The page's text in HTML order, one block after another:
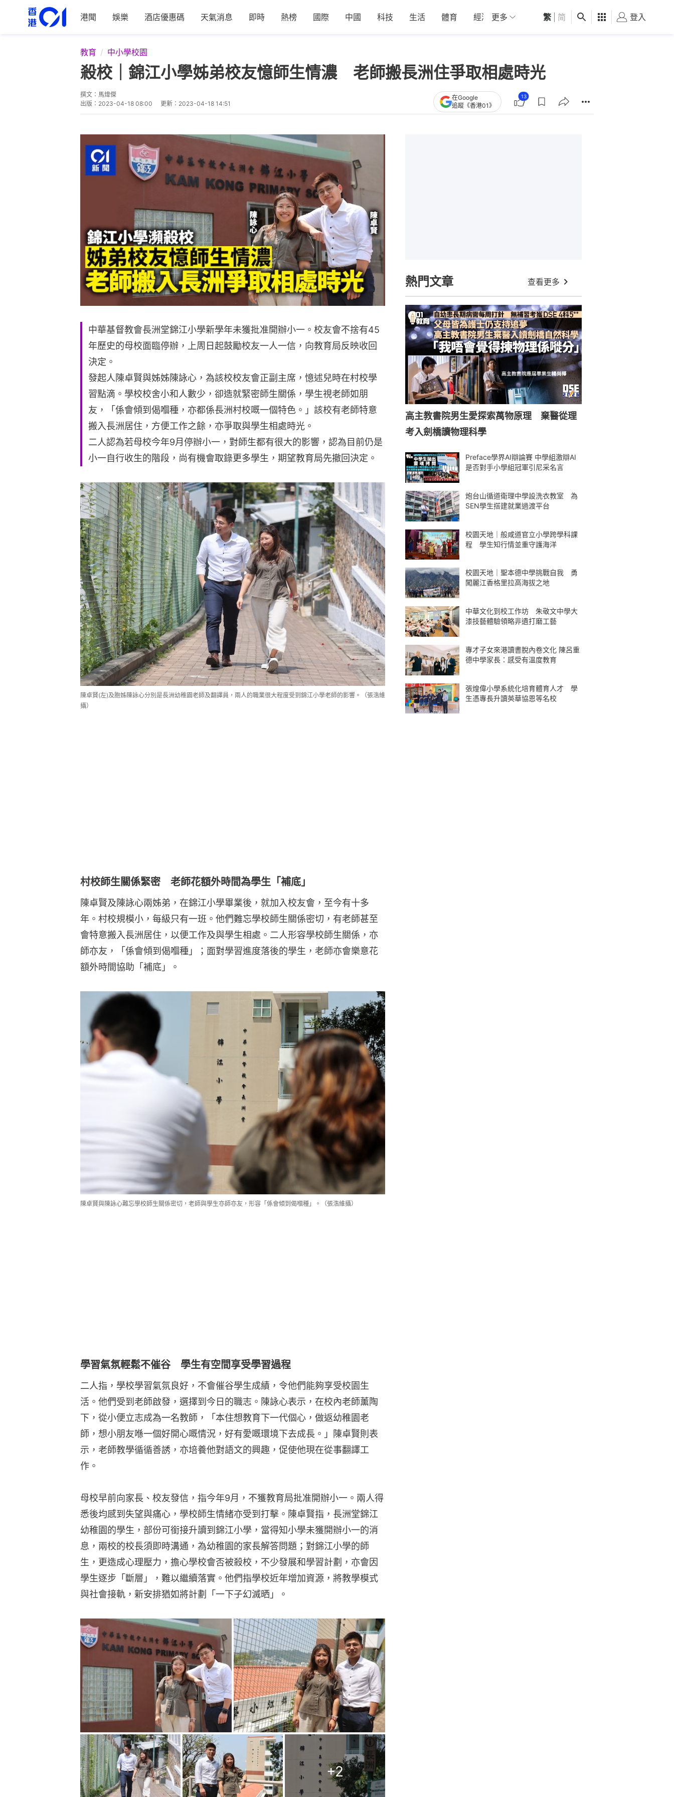
港聞 娛樂 酒店優惠碼 天氣消息 即時 熱榜 國際 中國 科技 生活 體育 經濟 01深圳 觀點 健康 好食玩飛
更多 繁 简 登入
教育 中小學校園
殺校｜錦江小學姊弟校友憶師生情濃 老師搬長洲住爭取相處時光
撰文： 馬煒傑
出版： 2023-04-18 08:00 更新： 2023-04-18 14:51
在Google
追蹤《香港01》
13
中華基督教會長洲堂錦江小學新學年未獲批准開辦小一。校友會不捨有45
年歷史的母校面臨停辦，上周日起鼓勵校友一人一信，向教育局反映收回
決定。
發起人陳卓賢與姊姊陳詠心，為該校校友會正副主席，憶述兒時在村校學
習點滴。學校校舍小和人數少，卻造就緊密師生關係，學生視老師如朋
友，「係會傾到偈嗰種，亦都係長洲村校嘅一個特色。」該校有老師特意
搬入長洲居住，方便工作之餘，亦爭取與學生相處時光。
二人認為若母校今年9月停辦小一，對師生都有很大的影響，認為目前仍是
小一自行收生的階段，尚有機會取錄更多學生，期望教育局先撤回決定。
陳卓賢(左)及胞姊陳詠心分別是長洲幼稚園老師及翻譯員，兩人的職業很大程度受到錦江小學老師的影響。（張浩維
攝）
村校師生關係緊密 老師花額外時間為學生「補底」
陳卓賢及陳詠心兩姊弟，在錦江小學畢業後，就加入校友會，至今有十多
年。村校規模小，每級只有一班。他們難忘學校師生關係密切，有老師甚至
會特意搬入長洲居住，以便工作及與學生相處。二人形容學校師生關係，亦
師亦友，「係會傾到偈嗰種」；面對學習進度落後的學生，老師亦會樂意花
額外時間協助「補底」。
陳卓賢與陳詠心難忘學校師生關係密切，老師與學生亦師亦友，形容「係會傾到偈嗰種」。（張浩維攝）
學習氣氛輕鬆不催谷 學生有空間享受學習過程
二人指，學校學習氣氛良好，不會催谷學生成績，令他們能夠享受校園生
活。他們受到老師啟發，選擇到今日的職志。陳詠心表示，在校內老師薰陶
下，從小便立志成為一名教師，「本住想教育下一代個心，做返幼稚園老
師，想小朋友喺一個好開心嘅情況，好有愛嘅環境下去成長。」陳卓賢則表
示，老師教學循循善誘，亦培養他對語文的興趣，促使他現在從事翻譯工
作。
母校早前向家長、校友發信，指今年9月，不獲教育局批准開辦小一。兩人得
悉後均感到失望與痛心，學校師生情緒亦受到打擊。陳卓賢指，長洲堂錦江
幼稚園的學生，部份可銜接升讀到錦江小學，當得知小學未獲開辦小一的消
息，兩校的校長須即時溝通，為幼稚園的家長解答問題；對錦江小學的師
生，更造成心理壓力，擔心學校會否被殺校，不少發展和學習計劃，亦會因
學生逐步「斷層」，難以繼續落實。他們指學校近年增加資源，將教學模式
與社會接軌，新安排猶如將計劃「一下子幻滅晒」。
+2
熱門文章 查看更多
高主教書院男生愛探索萬物原理 棄醫從理
考入劍橋讀物理科學
Preface學界AI辯論賽 中學組激辯AI
是否對手小學組冠軍引尼采名言
炮台山循道衛理中學設洗衣教室 為
SEN學生搭建就業過渡平台
校園天地｜般咸道官立小學跨學科課
程 學生知行情並重守護海洋
校園天地｜聖本德中學挑戰自我 勇
闖麗江香格里拉高海拔之地
中華文化到校工作坊 朱敬文中學大
漆技藝體驗領略非遺打磨工藝
專才子女來港讀書脫內卷文化 陳呂重
德中學家長：感受有溫度教育
張煌偉小學系統化培育體育人才 學
生憑專長升讀英華協恩等名校